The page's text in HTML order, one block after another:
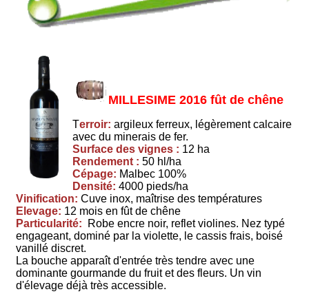
MILLESIME 2016 fût de chêne
Terroir: argileux ferreux, légèrement calcaire
avec du minerais de fer.
Surface des vignes : 12 ha
Rendement : 50 hl/ha
Cépage: Malbec 100%
Densité: 4000 pieds/ha
Vinification: Cuve inox, maîtrise des températures
Elevage: 12 mois en fût de chêne
Particularité:
Robe encre noir, reflet violines. Nez typé
engageant, dominé par la violette, le cassis frais, boisé
vanillé discret.
La bouche apparaît d'entrée très tendre avec une
dominante gourmande du fruit et des fleurs. Un vin
d'élevage déjà très accessible.